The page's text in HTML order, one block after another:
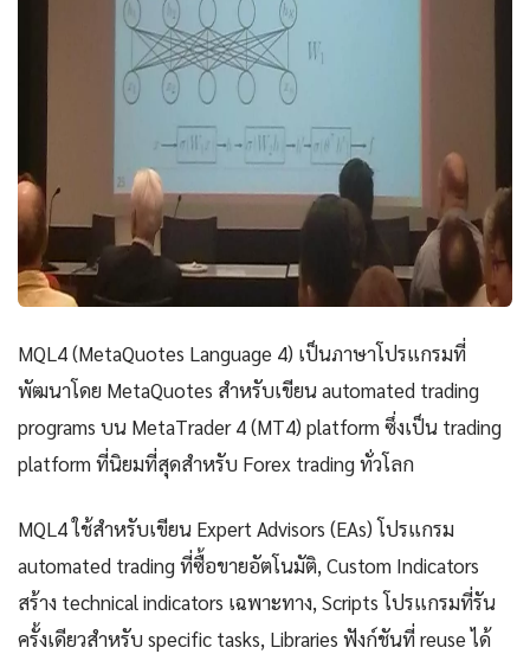
MQL4 (MetaQuotes Language 4) เป็นภาษาโปรแกรมที่
พัฒนาโดย MetaQuotes สำหรับเขียน automated trading
programs บน MetaTrader 4 (MT4) platform ซึ่งเป็น trading
platform ที่นิยมที่สุดสำหรับ Forex trading ทั่วโลก
MQL4 ใช้สำหรับเขียน Expert Advisors (EAs) โปรแกรม
automated trading ที่ซื้อขายอัตโนมัติ, Custom Indicators
สร้าง technical indicators เฉพาะทาง, Scripts โปรแกรมที่รัน
ครั้งเดียวสำหรับ specific tasks, Libraries ฟังก์ชันที่ reuse ได้